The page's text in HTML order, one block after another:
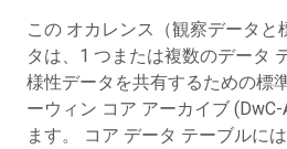
この オカレンス（観察データと
タは、1 つまたは複数のデータ
様性データを共有するための標
ーウィン コア アーカイブ
ます。 コア データ テーブルに